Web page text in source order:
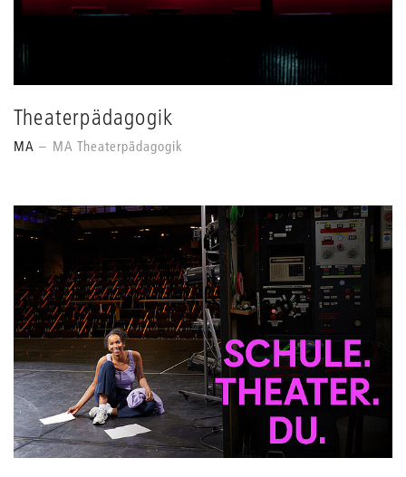
Theaterpädagogik
MA MA Theaterpädagogik